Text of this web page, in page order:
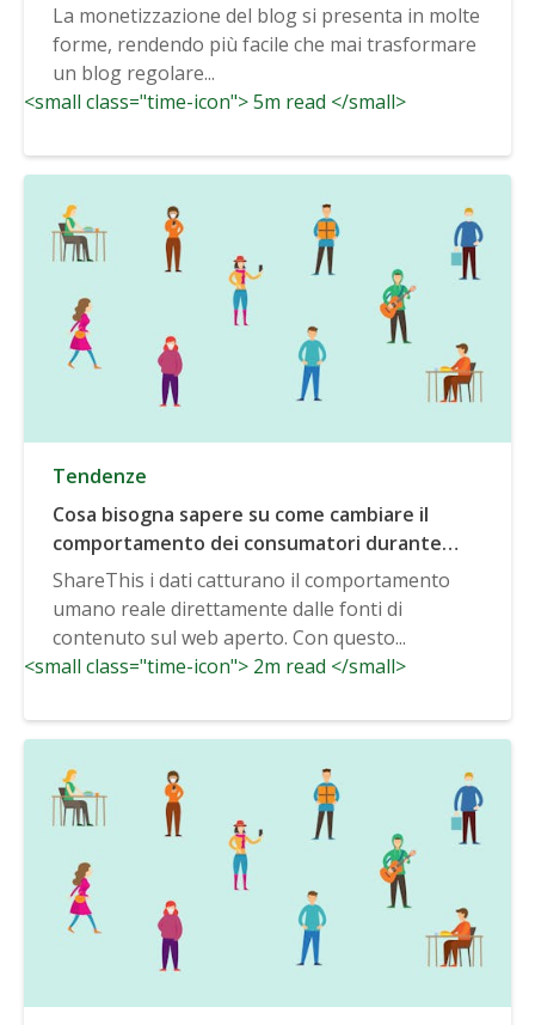
La monetizzazione del blog si presenta in molte
forme, rendendo più facile che mai trasformare
un blog regolare...
<small class="time-icon"> 5m read </small>
Tendenze
Cosa bisogna sapere su come cambiare il
comportamento dei consumatori durante
COVID-19
ShareThis i dati catturano il comportamento
umano reale direttamente dalle fonti di
contenuto sul web aperto. Con questo...
<small class="time-icon"> 2m read </small>